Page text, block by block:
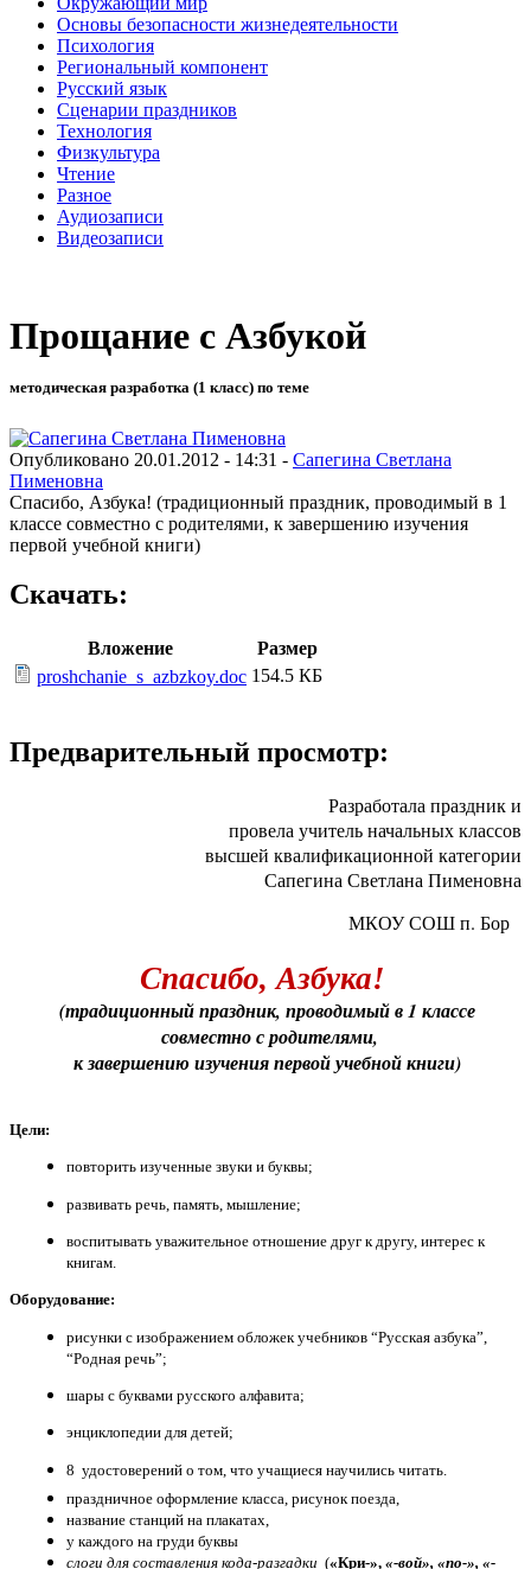
Основы безопасности жизнедеятельности
Психология
Региональный компонент
Русский язык
Сценарии праздников
Технология
Физкультура
Чтение
Разное
Аудиозаписи
Видеозаписи
Прощание с Азбукой
методическая разработка (1 класс) по теме
Опубликовано 20.01.2012 - 14:31 - Сапегина Светлана
Пименовна
Спасибо, Азбука! (традиционный праздник, проводимый в 1
классе совместно с родителями, к завершению изучения
первой учебной книги)
Скачать:
Вложение
Размер
proshchanie_s_azbzkoy.doc 154.5 КБ
Предварительный просмотр:
Разработала праздник и
провела учитель начальных классов
высшей квалификационной категории
Сапегина Светлана Пименовна
МКОУ СОШ п. Бор
Спасибо, Азбука!
(традиционный праздник, проводимый в 1 классе
совместно с родителями,
к завершению изучения первой учебной книги)
Цели:
повторить изученные звуки и буквы;
развивать речь, память, мышление;
воспитывать уважительное отношение друг к другу, интерес к
книгам.
Оборудование:
рисунки с изображением обложек учебников “Русская азбука”,
“Родная речь”;
шары с буквами русского алфавита;
энциклопедии для детей;
8 удостоверений о том, что учащиеся научились читать.
праздничное оформление класса, рисунок поезда,
название станций на плакатах,
у каждого на груди буквы
слоги для составления кода-разгадки («Кри-», «-вой», «по-», «-